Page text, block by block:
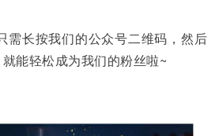
需长按我们的公众号二维码，然后
能轻松成为我们的粉丝啦~